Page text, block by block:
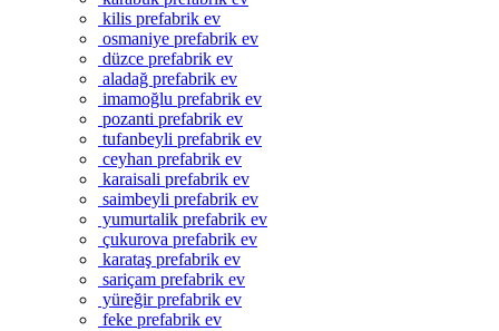
kilis prefabrik ev
osmaniye prefabrik ev
düzce prefabrik ev
aladağ prefabrik ev
imamoğlu prefabrik ev
pozanti prefabrik ev
tufanbeyli prefabrik ev
ceyhan prefabrik ev
karaisali prefabrik ev
saimbeyli prefabrik ev
yumurtalik prefabrik ev
çukurova prefabrik ev
karataş prefabrik ev
sariçam prefabrik ev
yüreğir prefabrik ev
feke prefabrik ev